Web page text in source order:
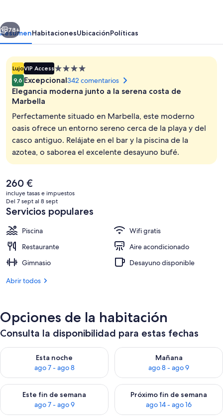
Una piscina al aire libre de temporada
Siguiente
78+
ResumenHabitacionesUbicaciónPolíticas
LujoVIP AccessAlojamiento
de
4.0 estrellas
9,6 Excepcional342 comentarios
Elegancia moderna junto a la serena costa de
Marbella
Perfectamente situado en Marbella, este moderno
oasis ofrece un entorno sereno cerca de la playa y del
casco antiguo. Relájate en el bar y la piscina de la
azotea, o saborea el excelente desayuno bufé.
El
precio
actual
es
de
260 €
260 €
incluye tasas e impuestos
Del 7 sept al 8 sept
Servicios populares
Piscina
Wifi gratis
Restaurante
Aire acondicionado
Gimnasio
Desayuno disponible
Abrir todos
Opciones de la habitación
Consulta la disponibilidad para estas fechas
Esta noche
ago 7 - ago 8
Consulta la disponibilidad para esta noche, ago 7 - ago 8
Mañana
ago 8 - ago 9
Consulta la disponibilidad
Este fin de semana
ago 7 - ago 9
Consulta la disponibilidad para este fin de semana, ago 7 -
Próximo fin de semana
ago 14 - ago 16
Consulta la disponibilidad